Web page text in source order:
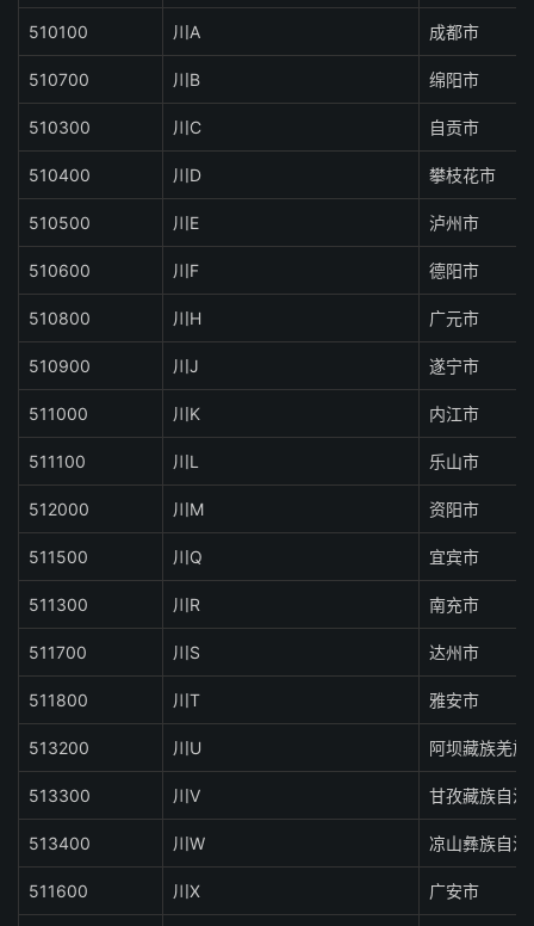
510100 川A 成都市
510700 川B 绵阳市
510300 川C 自贡市
510400 川D 攀枝花市
510500 川E 泸州市
510600 川F 德阳市
510800 川H 广元市
510900 川J 遂宁市
511000 川K 内江市
511100 川L 乐山市
512000 川M 资阳市
511500 川Q 宜宾市
511300 川R 南充市
511700 川S 达州市
511800 川T 雅安市
513200 川U 阿坝藏族羌族
513300 川V 甘孜藏族自治
513400 川W 凉山彝族自治
511600 川X 广安市